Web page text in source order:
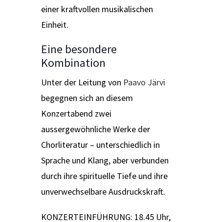
einer kraftvollen musikalischen
Einheit.
Eine besondere
Kombination
Unter der Leitung von Paavo Järvi
begegnen sich an diesem
Konzertabend zwei
aussergewöhnliche Werke der
Chorliteratur – unterschiedlich in
Sprache und Klang, aber verbunden
durch ihre spirituelle Tiefe und ihre
unverwechselbare Ausdruckskraft.
KONZERTEINFÜHRUNG: 18.45 Uhr,